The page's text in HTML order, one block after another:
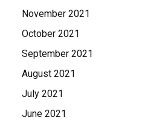
November 2021
October 2021
September 2021
August 2021
July 2021
June 2021